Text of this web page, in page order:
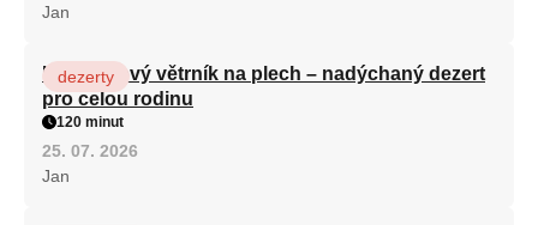
Jan
Karamelový větrník na plech – nadýchaný dezert
pro celou rodinu
dezerty
120 minut
25. 07. 2026
Jan